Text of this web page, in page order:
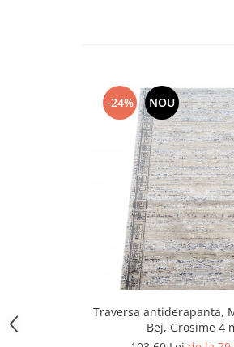
-24% NOU
Traversa antiderapanta,
Bej, Grosime 4